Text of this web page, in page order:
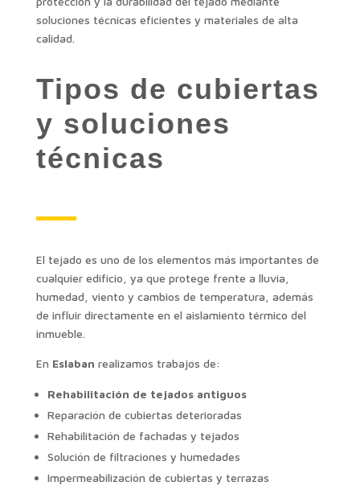
soluciones técnicas eficientes y materiales de alta
calidad.
Tipos de cubiertas
y soluciones
técnicas
El tejado es uno de los elementos más importantes de
cualquier edificio, ya que protege frente a lluvia,
humedad, viento y cambios de temperatura, además
de influir directamente en el aislamiento térmico del
inmueble.
En Eslaban realizamos trabajos de:
Rehabilitación de tejados antiguos
Reparación de cubiertas deterioradas
Rehabilitación de fachadas y tejados
Solución de filtraciones y humedades
Impermeabilización de cubiertas y terrazas